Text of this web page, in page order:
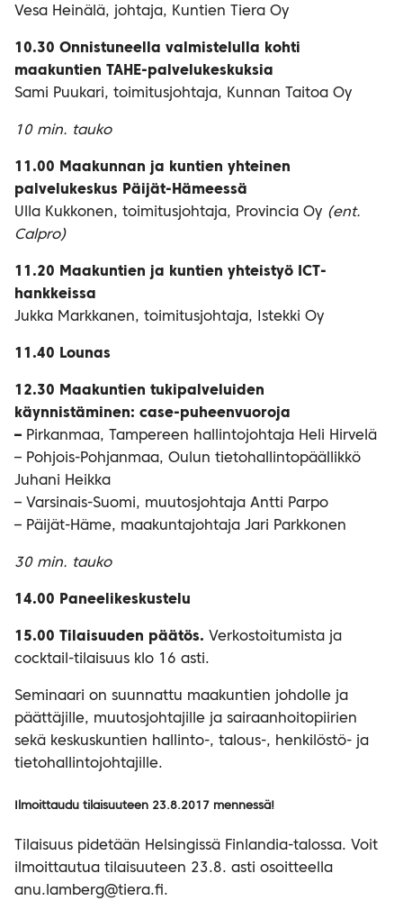
Vesa Heinälä, johtaja, Kuntien Tiera Oy
10.30 Onnistuneella valmistelulla kohti
maakuntien TAHE-palvelukeskuksia
Sami Puukari, toimitusjohtaja, Kunnan Taitoa Oy
10 min. tauko
11.00 Maakunnan ja kuntien yhteinen
palvelukeskus Päijät-Hämeessä
Ulla Kukkonen, toimitusjohtaja, Provincia Oy (ent.
Calpro)
11.20 Maakuntien ja kuntien yhteistyö ICT-
hankkeissa
Jukka Markkanen, toimitusjohtaja, Istekki Oy
11.40 Lounas
12.30 Maakuntien tukipalveluiden
käynnistäminen: case-puheenvuoroja
– Pirkanmaa, Tampereen hallintojohtaja Heli Hirvelä
– Pohjois-Pohjanmaa, Oulun tietohallintopäällikkö
Juhani Heikka
– Varsinais-Suomi, muutosjohtaja Antti Parpo
– Päijät-Häme, maakuntajohtaja Jari Parkkonen
30 min. tauko
14.00 Paneelikeskustelu
15.00 Tilaisuuden päätös. Verkostoitumista ja
cocktail-tilaisuus klo 16 asti.
Seminaari on suunnattu maakuntien johdolle ja
päättäjille, muutosjohtajille ja sairaanhoitopiirien
sekä keskuskuntien hallinto-, talous-, henkilöstö- ja
tietohallintojohtajille.
Ilmoittaudu tilaisuuteen 23.8.2017 mennessä!
Tilaisuus pidetään Helsingissä Finlandia-talossa. Voit
ilmoittautua tilaisuuteen 23.8. asti osoitteella
anu.lamberg@tiera.fi.